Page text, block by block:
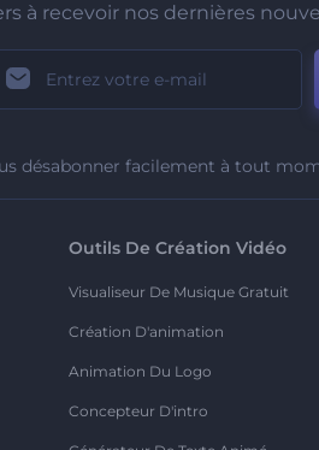
à recevoir nos dernières
désabonner facilement à tout
Outils De Création Vidéo
Visualiseur De Musique Gratuit
Création D'animation
Animation Du Logo
Concepteur D'intro